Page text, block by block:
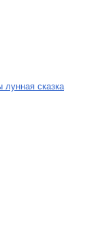
лунная сказка